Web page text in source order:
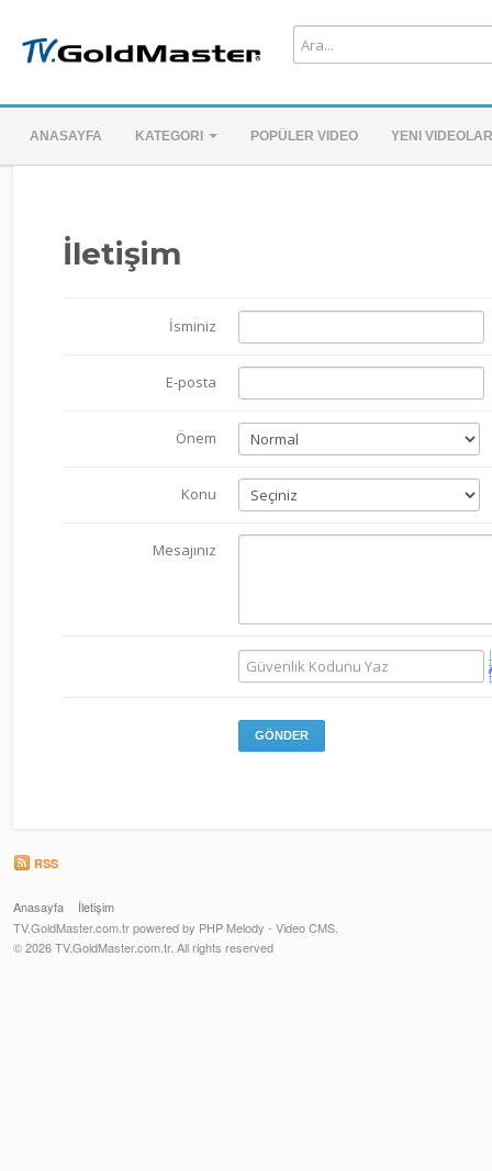
ANASAYFA KATEGORI POPÜLER VIDEO YENI VIDEOLAR
İletişim
İsminiz
E-posta
Önem
Konu
Mesajınız
GÖNDER
RSS
Anasayfa
İletişim
TV.GoldMaster.com.tr powered by PHP Melody - Video CMS.
© 2026 TV.GoldMaster.com.tr. All rights reserved